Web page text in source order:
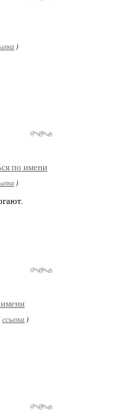
)
по имени
)
имени
ссылка )